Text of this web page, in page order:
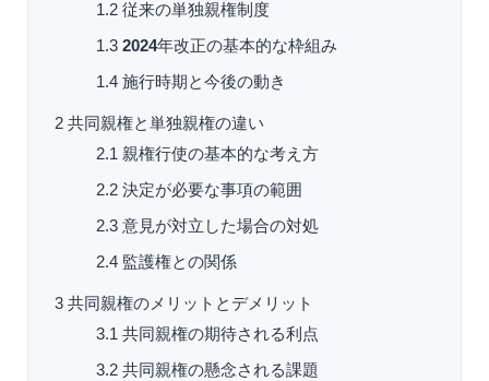
1.2 従来の単独親権制度
1.3 2024年改正の基本的な枠組み
1.4 施行時期と今後の動き
2 共同親権と単独親権の違い
2.1 親権行使の基本的な考え方
2.2 決定が必要な事項の範囲
2.3 意見が対立した場合の対処
2.4 監護権との関係
3 共同親権のメリットとデメリット
3.1 共同親権の期待される利点
3.2 共同親権の懸念される課題